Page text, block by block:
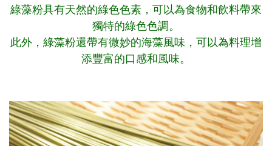
綠藻粉具有天然的綠色色素，可以為食物和飲料帶來
獨特的綠色色調。
此外，綠藻粉還帶有微妙的海藻風味，可以為料理增
添豐富的口感和風味。